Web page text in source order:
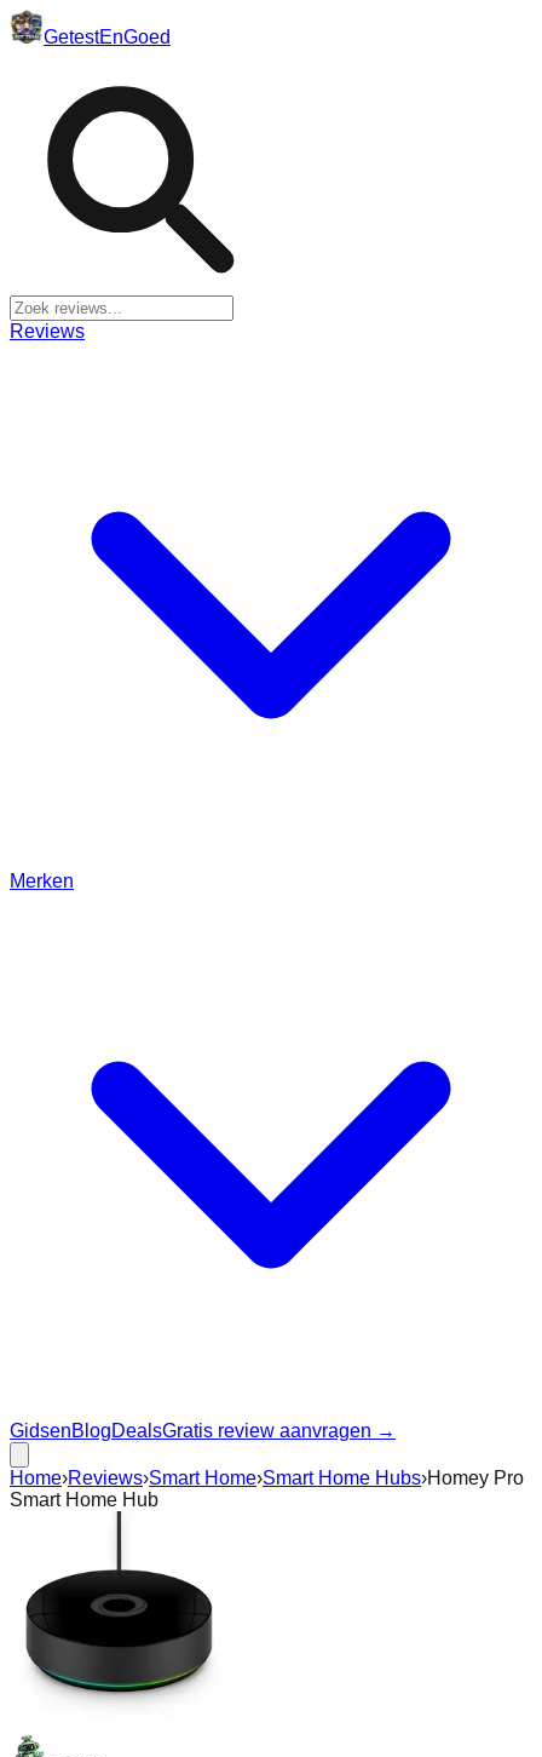
GetestEnGoed
Reviews
Merken
GidsenBlogDealsGratis review aanvragen →
Home›Reviews›Smart Home›Smart Home Hubs›Homey Pro
Smart Home Hub